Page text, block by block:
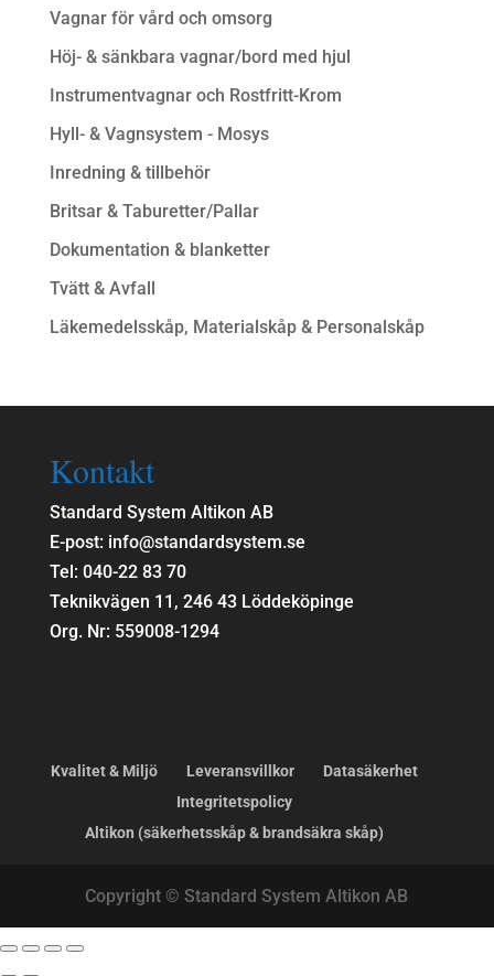
Vagnar för vård och omsorg
Höj- & sänkbara vagnar/bord med hjul
Instrumentvagnar och Rostfritt-Krom
Hyll- & Vagnsystem - Mosys
Inredning & tillbehör
Britsar & Taburetter/Pallar
Dokumentation & blanketter
Tvätt & Avfall
Läkemedelsskåp, Materialskåp & Personalskåp
Kontakt
Standard System Altikon AB
E-post: info@standardsystem.se
Tel: 040-22 83 70
Teknikvägen 11, 246 43 Löddeköpinge
Org. Nr: 559008-1294
Kvalitet & Miljö Leveransvillkor
Datasäkerhet
Integritetspolicy
Altikon (säkerhetsskåp & brandsäkra skåp)
Copyright © Standard System Altikon AB